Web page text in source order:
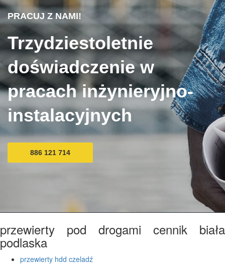
PRACUJ Z NAMI!
Trzydziestoletnie
doświadczenie w
pracach inżynieryjno-
instalacyjnych
886 121 714
przewierty pod drogami cennik biała
podlaska
przewierty hdd czeladź